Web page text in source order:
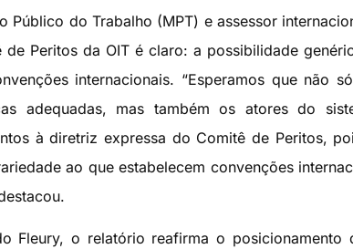
do Trabalho (MPT) e assessor
Peritos da OIT é claro: a possibilidade
internacionais. “Esperamos que não
adequadas, mas também os atores do
à diretriz expressa do Comitê de Peritos,
ao que estabelecem convenções
Fleury, o relatório reafirma o posicionamento